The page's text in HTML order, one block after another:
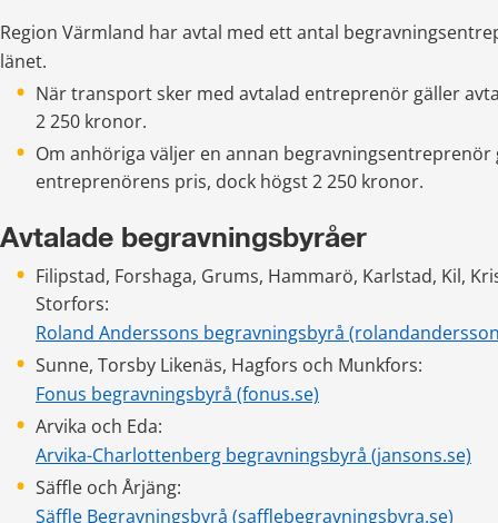
Region Värmland har avtal med ett antal
länet.
När transport sker med avtalad entreprenör gäller
2 250 kronor.
Om anhöriga väljer en annan begravningsentreprenör
entreprenörens pris, dock högst 2 250 kronor.
Avtalade begravningsbyråer
Filipstad, Forshaga, Grums, Hammarö, Karlstad, Kil,
Storfors:
Roland Anderssons begravningsbyrå
Sunne, Torsby Likenäs, Hagfors och Munkfors:
Fonus begravningsbyrå (fonus.se)
Arvika och Eda:
Arvika-Charlottenberg begravningsbyrå (jansons.se)
Säffle och Årjäng:
Säffle Begravningsbyrå (safflebegravningsbyra.se)